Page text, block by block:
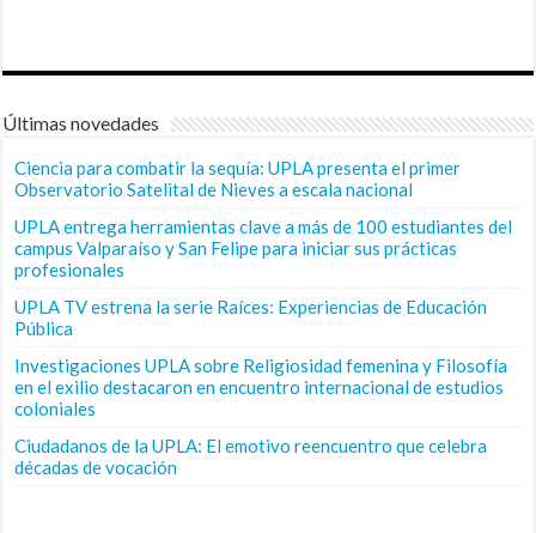
Últimas novedades
Ciencia para combatir la sequía: UPLA presenta el primer
Observatorio Satelital de Nieves a escala nacional
UPLA entrega herramientas clave a más de 100 estudiantes del
campus Valparaíso y San Felipe para iniciar sus prácticas
profesionales
UPLA TV estrena la serie Raíces: Experiencias de Educación
Pública
Investigaciones UPLA sobre Religiosidad femenina y Filosofía
en el exilio destacaron en encuentro internacional de estudios
coloniales
Ciudadanos de la UPLA: El emotivo reencuentro que celebra
décadas de vocación